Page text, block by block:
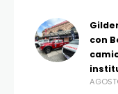
con